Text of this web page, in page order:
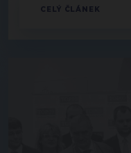
CELÝ ČLÁNEK